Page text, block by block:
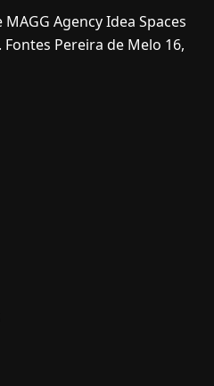
Agency Idea Spaces
Fontes Pereira de Melo 16,